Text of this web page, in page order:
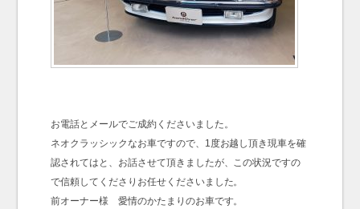
お電話とメールでご成約くださいました。
ネオクラッシックなお車ですので、1度お越し頂き現車を確
認されてはと、お話させて頂きましたが、この状況ですの
で信頼してくださりお任せくださいました。
前オーナー様 愛情のかたまりのお車です。